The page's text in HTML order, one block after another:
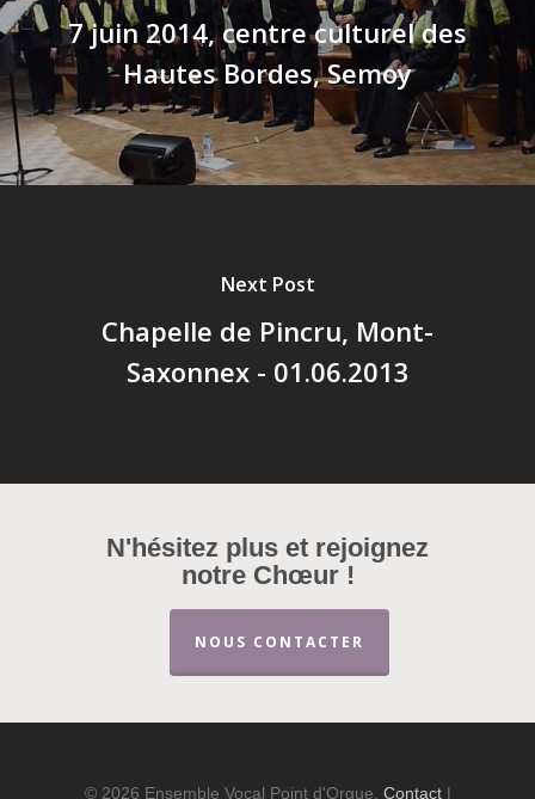
7 juin 2014, centre culturel des
Hautes Bordes, Semoy
Next Post
Chapelle de Pincru, Mont-
Saxonnex - 01.06.2013
N'hésitez plus et rejoignez
notre Chœur !
NOUS CONTACTER
© 2026 Ensemble Vocal Point d'Orgue. Contact|